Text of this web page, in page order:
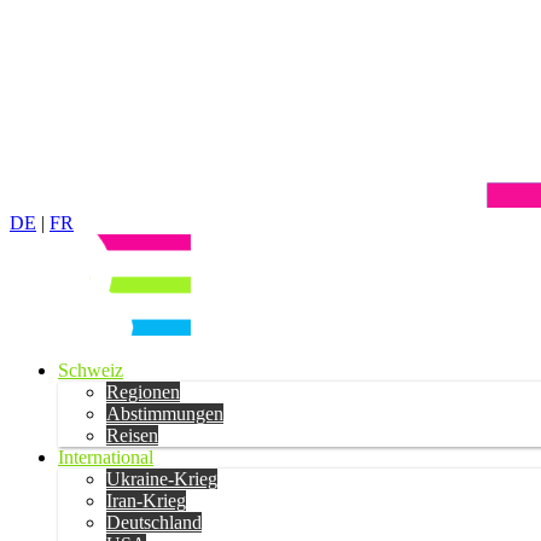
DE | FR
Schweiz
Regionen
Abstimmungen
Reisen
International
Ukraine-Krieg
Iran-Krieg
Deutschland